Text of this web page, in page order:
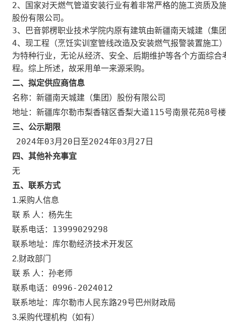
2、国家对天燃气管道安装行业有着非常严格的施工资质及
股份有限公司。
3、巴音郭楞职业技术学院内原有建筑由新疆南天城建（集
4、现工程（烹饪实训室管线改造及安装燃气报警装置施工
为特种行业，无论从经济、安全、后期维护等各个方面综
程。综上所述，故采用单一来源采购。
二、拟定供应商信息
名称： 新疆南天城建（集团）股份有限公司
地址： 新疆库尔勒市梨香辖区香梨大道115号南景花苑8号楼
三、公示期限
2024年03月20日 至2024年03月27日
四、其他补充事宜
无
五、联系方式
1.采购人信息
联 系 人： 杨先生
联系电话： 13999029298
联系地址： 库尔勒经济技术开发区
2.财政部门
联 系 人： 孙老师
联系电话： 0996-2024012
联系地址： 库尔勒市人民东路29号巴州财政局
3.采购代理机构（如有）